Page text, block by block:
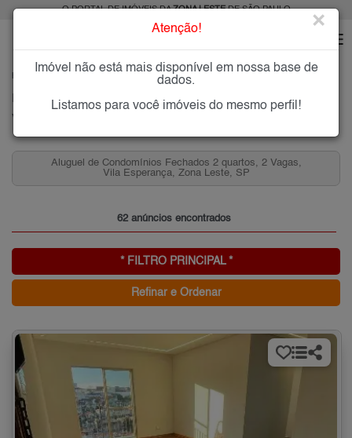
O PORTAL DE IMÓVEIS DAZONA LESTEDE SÃO PAULO
VILA ESPERANÇA
Vila Esperança, Zona Leste
Aluguel de Condomínios Fechados 2 quartos, 2 Vagas,
Vila Esperança, Zona Leste, SP
62 anúncios encontrados
* FILTRO PRINCIPAL *
Refinar e Ordenar
Atenção! ×
Imóvel não está mais disponível em nossa base de
dados.
Listamos para você imóveis do mesmo perfil!